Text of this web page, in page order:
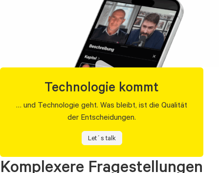
Technologie kommt
… und Technologie geht. Was bleibt, ist die Qualität
der Entscheidungen.
Let´s talk
Komplexere Fragestellungen